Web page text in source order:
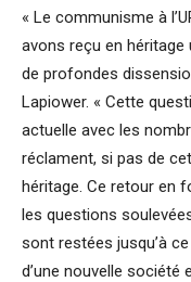
« Le communisme à
avons reçu en
de profondes
Lapiower. « Cette
actuelle avec les
réclament, si pas de
héritage. Ce retour en
les questions
sont restées jusqu’à
d’une nouvelle société